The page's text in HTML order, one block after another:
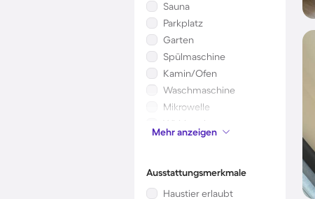
Sauna
Parkplatz
Garten
Spülmaschine
Kamin/Ofen
Waschmaschine
Mikrowelle
Whirlpool
Kinderbett
Mehr anzeigen
Ausstattungsmerkmale
Haustier erlaubt